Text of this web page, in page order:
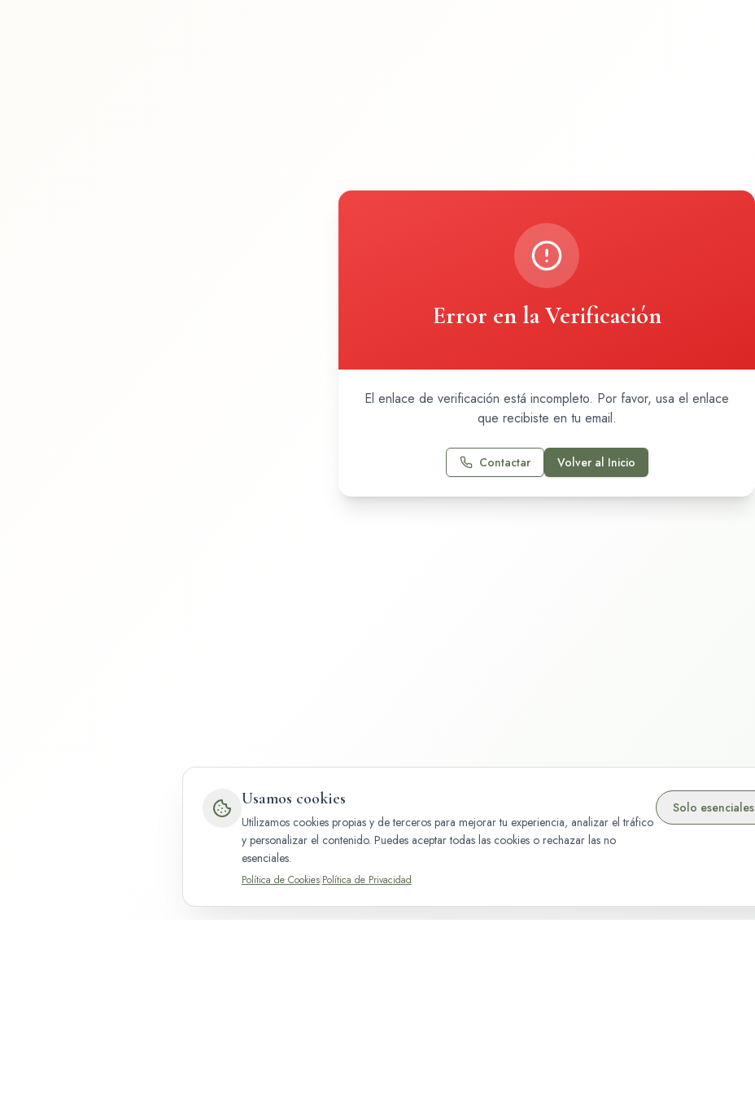
Error en la Verificación
El enlace de verificación está incompleto. Por favor, usa el enlace
que recibiste en tu email.
Contactar Volver al Inicio
Usamos cookies
Utilizamos cookies propias y de terceros para mejorar tu experiencia, analizar el tráfico
y personalizar el contenido. Puedes aceptar todas las cookies o rechazar las no
esenciales.
Política de Cookies|Política de Privacidad
Solo esenciales